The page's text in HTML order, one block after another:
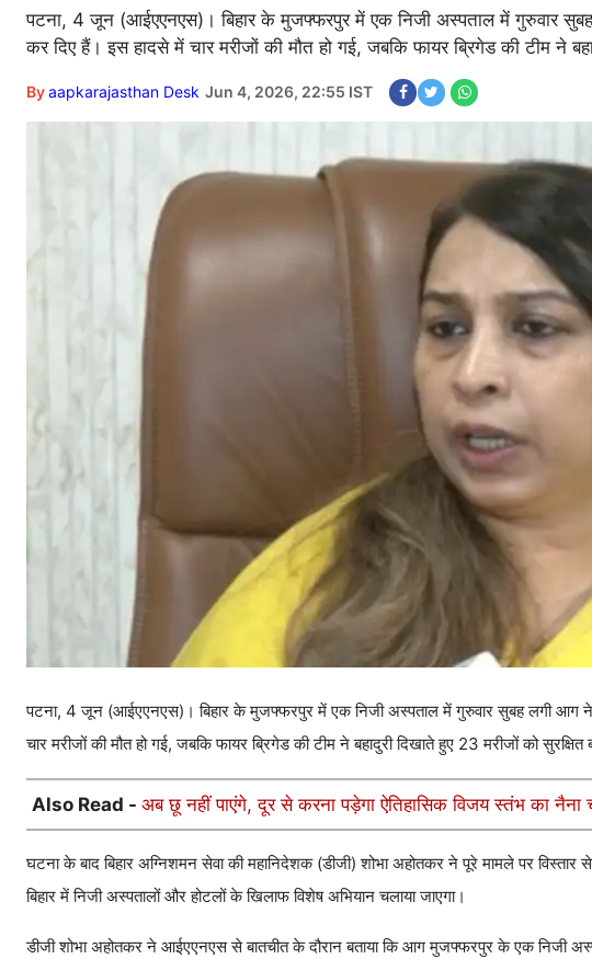
पटना, 4 जून (आईएएनएस)। बिहार के मुजफ्फरपुर में एक निजी अस्पताल में गुरुवार
कर दिए हैं। इस हादसे में चार मरीजों की मौत हो गई, जबकि फायर ब्रिगेड की टीम ने
Byaapkarajasthan Desk Jun 4, 2026, 22:55 IST
पटना, 4 जून (आईएएनएस)। बिहार के मुजफ्फरपुर में एक निजी अस्पताल में गुरुवार सुबह लगी आग ने
चार मरीजों की मौत हो गई, जबकि फायर ब्रिगेड की टीम ने बहादुरी दिखाते हुए 23 मरीजों को सुरक्षित
Also Read - अब छू नहीं पाएंगे, दूर से करना पड़ेगा ऐतिहासिक विजय स्तंभ का नैना
घटना के बाद बिहार अग्निशमन सेवा की महानिदेशक (डीजी) शोभा अहोतकर ने पूरे मामले पर
बिहार में निजी अस्पतालों और होटलों के खिलाफ विशेष अभियान चलाया जाएगा।
डीजी शोभा अहोतकर ने आईएएनएस से बातचीत के दौरान बताया कि आग मुजफ्फरपुर के एक निजी